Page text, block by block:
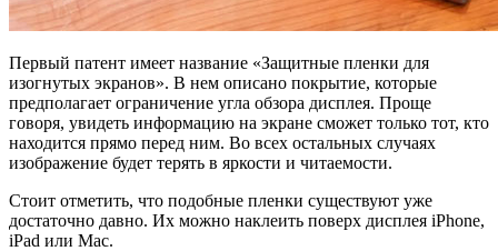
Первый патент имеет название «Защитные пленки для
изогнутых экранов». В нем описано покрытие, которые
предполагает ограничение угла обзора дисплея. Проще
говоря, увидеть информацию на экране сможет только тот, кто
находится прямо перед ним. Во всех остальных случаях
изображение будет терять в яркости и читаемости.
Стоит отметить, что подобные пленки существуют уже
достаточно давно. Их можно наклеить поверх дисплея iPhone,
iPad или Mac.